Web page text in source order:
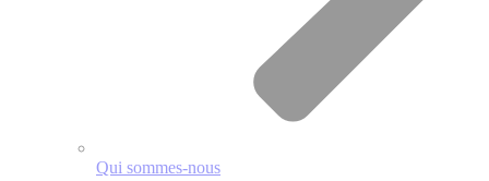
Qui sommes-nous